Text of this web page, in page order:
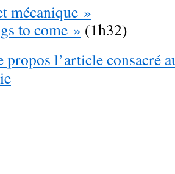
mécanique »
to come » (1h32)
propos l’article consacré